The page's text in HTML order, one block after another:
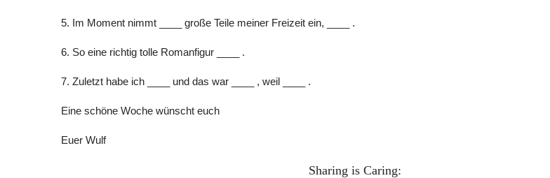
5. Im Moment nimmt ____ große Teile meiner Freizeit ein, ____ .
6. So eine richtig tolle Romanfigur ____ .
7. Zuletzt habe ich ____ und das war ____ , weil ____ .
Eine schöne Woche wünscht euch
Euer Wulf
Sharing is Caring: